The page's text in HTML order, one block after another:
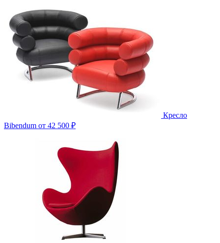
Кресло
Bibendum от 42 500 ₽